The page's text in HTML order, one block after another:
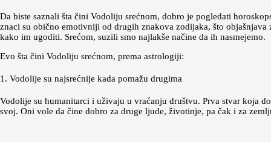
Da biste saznali šta čini Vodoliju srećnom, dobro je pogledati
znaci su obično emotivniji od drugih znakova zodijaka, što
kako im ugoditi. Srećom, suzili smo najlakše načine da ih nasmejemo.
Evo šta čini Vodoliju srećnom, prema astrologiji:
1. Vodolije su najsrećnije kada pomažu drugima
Vodolije su humanitarci i uživaju u vraćanju društvu. Prva stvar koja
svoj. Oni vole da čine dobro za druge ljude, životinje, pa čak i za